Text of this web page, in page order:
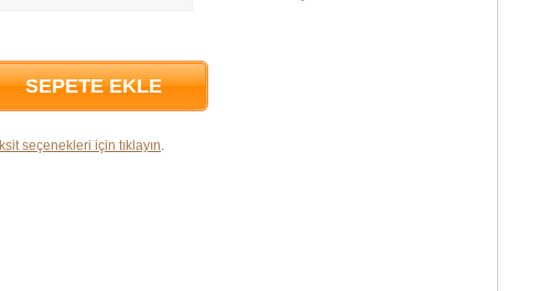
SEPETE EKLE
seçenekleri için tıklayın.